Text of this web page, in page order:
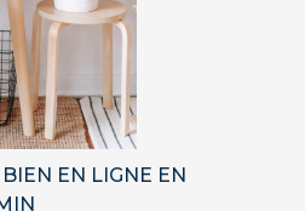
EN LIGNE EN